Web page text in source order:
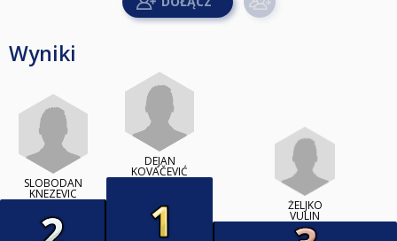
Wyniki
SLOBODAN
KNEZEVIC
DEJAN
KOVAČEVIĆ
ŽELJKO
VULIN